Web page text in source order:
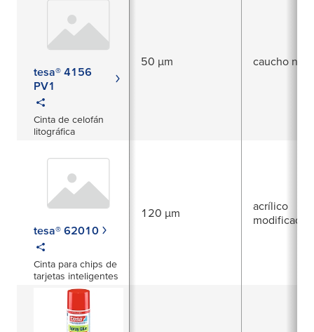
tesa® 4156
PV1
Cinta de celofán
litográfica
50 µm caucho
tesa® 62010
Cinta para chips de
tarjetas inteligentes
120 µm
acrílico
modificado